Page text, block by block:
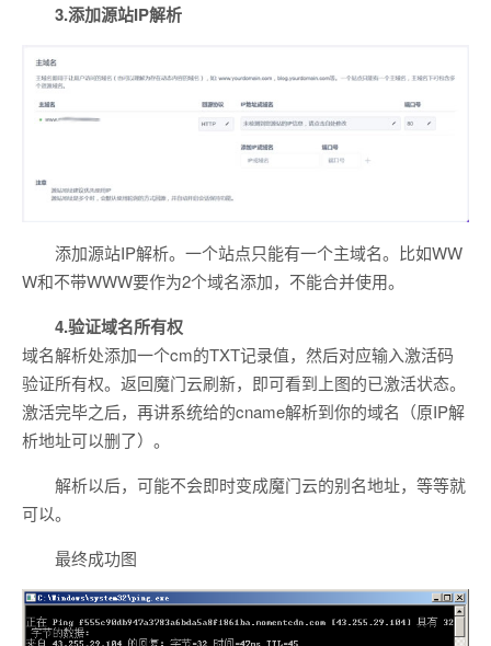
3.添加源站IP解析
添加源站IP解析。一个站点只能有一个主域名。比如WW
W和不带WWW要作为2个域名添加，不能合并使用。
4.验证域名所有权
域名解析处添加一个cm的TXT记录值，然后对应输入激活码
验证所有权。返回魔门云刷新，即可看到上图的已激活状态。
激活完毕之后，再讲系统给的cname解析到你的域名（原IP解
析地址可以删了）。
解析以后，可能不会即时变成魔门云的别名地址，等等就
可以。
最终成功图